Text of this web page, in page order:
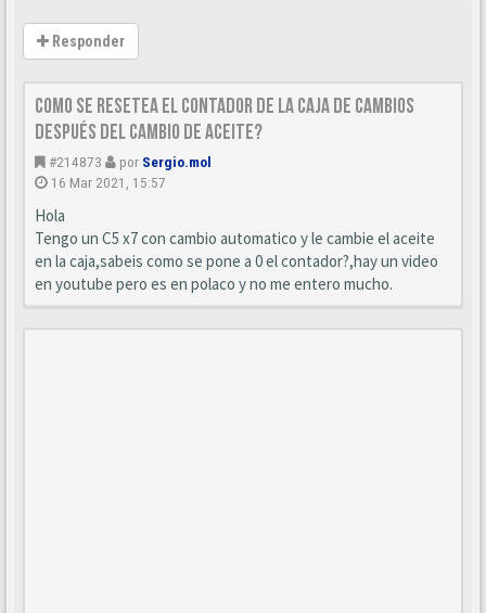
Responder
Como se resetea el contador de la caja de cambios
después del cambio de aceite?
#214873 por Sergio.mol
16 Mar 2021, 15:57
Hola
Tengo un C5 x7 con cambio automatico y le cambie el aceite
en la caja,sabeis como se pone a 0 el contador?,hay un video
en youtube pero es en polaco y no me entero mucho.